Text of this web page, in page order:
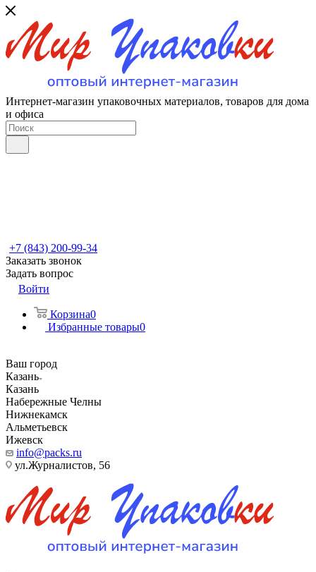
Интернет-магазин упаковочных материалов, товаров для дома
и офиса
+7 (843) 200-99-34
Заказать звонок
Задать вопрос
Войти
Корзина0
Избранные товары0
Ваш город
Казань
Казань
Набережные Челны
Нижнекамск
Альметьевск
Ижевск
info@packs.ru
ул.Журналистов, 56